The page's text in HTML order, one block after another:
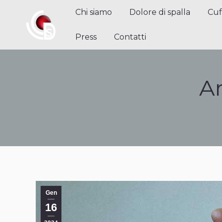
Chi siamo Dolore di spalla
Press Contatti
Gen
16
Chi siamo Dolore di spalla